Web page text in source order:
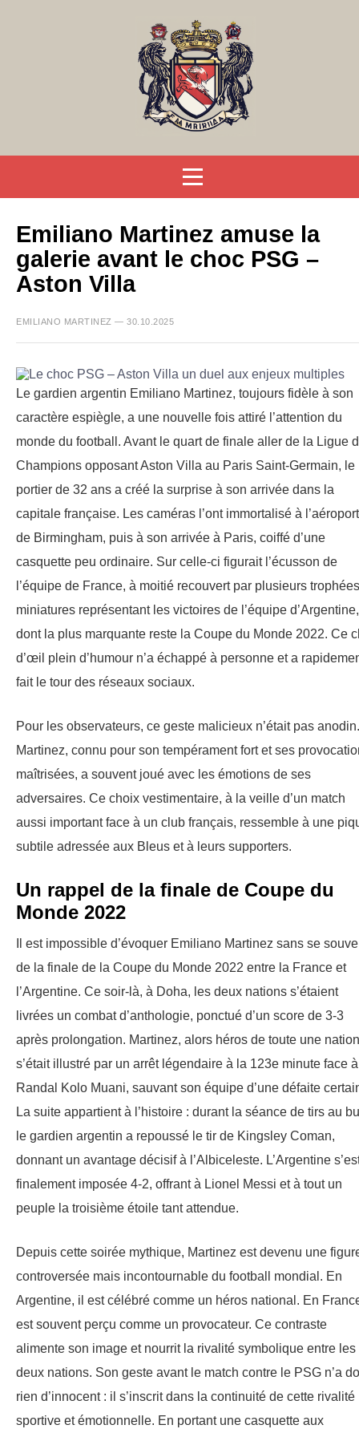
Emiliano Martinez amuse la
galerie avant le choc PSG –
Aston Villa
EMILIANO MARTINEZ — 30.10.2025
Le gardien argentin Emiliano Martinez, toujours fidèle à son
caractère espiègle, a une nouvelle fois attiré l’attention du
monde du football. Avant le quart de finale aller de la Ligue
Champions opposant Aston Villa au Paris Saint-Germain, le
portier de 32 ans a créé la surprise à son arrivée dans la
capitale française. Les caméras l’ont immortalisé à l’aéroport
de Birmingham, puis à son arrivée à Paris, coiffé d’une
casquette peu ordinaire. Sur celle-ci figurait l’écusson de
l’équipe de France, à moitié recouvert par plusieurs trophées
miniatures représentant les victoires de l’équipe d’Argentine,
dont la plus marquante reste la Coupe du Monde 2022. Ce
d’œil plein d’humour n’a échappé à personne et a
fait le tour des réseaux sociaux.
Pour les observateurs, ce geste malicieux n’était pas anodin.
Martinez, connu pour son tempérament fort et ses
maîtrisées, a souvent joué avec les émotions de ses
adversaires. Ce choix vestimentaire, à la veille d’un match
aussi important face à un club français, ressemble à une
subtile adressée aux Bleus et à leurs supporters.
Un rappel de la finale de Coupe du
Monde 2022
Il est impossible d’évoquer Emiliano Martinez sans se
de la finale de la Coupe du Monde 2022 entre la France et
l’Argentine. Ce soir-là, à Doha, les deux nations s’étaient
livrées un combat d’anthologie, ponctué d’un score de 3-3
après prolongation. Martinez, alors héros de toute une
s’était illustré par un arrêt légendaire à la 123e minute face à
Randal Kolo Muani, sauvant son équipe d’une défaite
La suite appartient à l’histoire : durant la séance de tirs au
le gardien argentin a repoussé le tir de Kingsley Coman,
donnant un avantage décisif à l’Albiceleste. L’Argentine
finalement imposée 4-2, offrant à Lionel Messi et à tout un
peuple la troisième étoile tant attendue.
Depuis cette soirée mythique, Martinez est devenu une
controversée mais incontournable du football mondial. En
Argentine, il est célébré comme un héros national. En
est souvent perçu comme un provocateur. Ce contraste
alimente son image et nourrit la rivalité symbolique entre les
deux nations. Son geste avant le match contre le PSG n’a
rien d’innocent : il s’inscrit dans la continuité de cette rivalité
sportive et émotionnelle. En portant une casquette aux